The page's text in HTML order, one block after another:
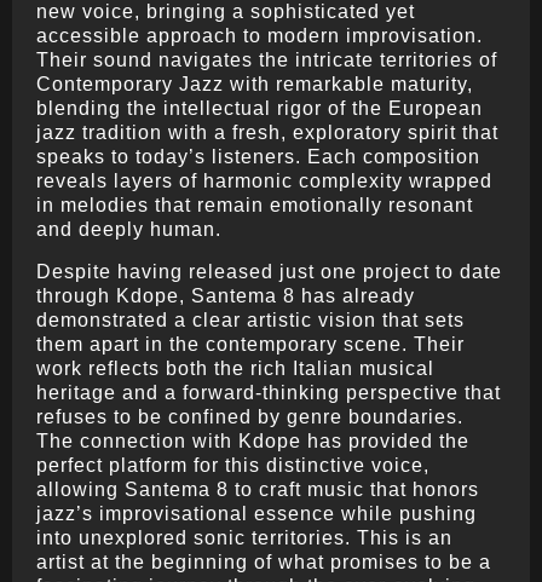
new voice, bringing a sophisticated yet
accessible approach to modern improvisation.
Their sound navigates the intricate territories of
Contemporary Jazz with remarkable maturity,
blending the intellectual rigor of the European
jazz tradition with a fresh, exploratory spirit that
speaks to today’s listeners. Each composition
reveals layers of harmonic complexity wrapped
in melodies that remain emotionally resonant
and deeply human.
Despite having released just one project to date
through Kdope, Santema 8 has already
demonstrated a clear artistic vision that sets
them apart in the contemporary scene. Their
work reflects both the rich Italian musical
heritage and a forward-thinking perspective that
refuses to be confined by genre boundaries.
The connection with Kdope has provided the
perfect platform for this distinctive voice,
allowing Santema 8 to craft music that honors
jazz’s improvisational essence while pushing
into unexplored sonic territories. This is an
artist at the beginning of what promises to be a